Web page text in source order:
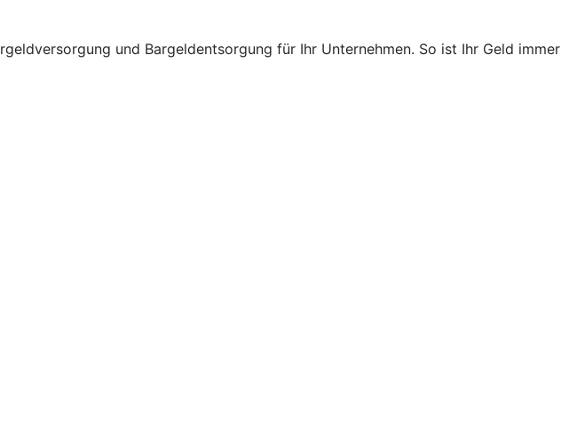
und Bargeldentsorgung für Ihr Unternehmen. So ist Ihr Geld immer